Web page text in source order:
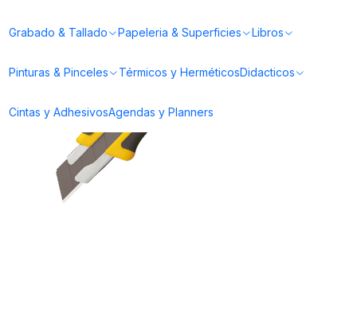
Grabado & Tallado Papeleria & Superficies Libros
Pinturas & Pinceles Térmicos y HerméticosDidacticos
Cintas y AdhesivosAgendas y Planners